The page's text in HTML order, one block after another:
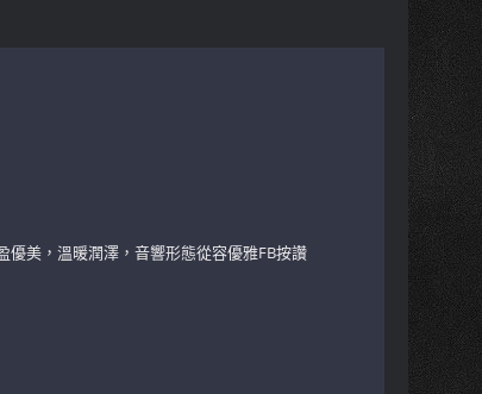
優美，溫暖潤澤，音響形態從容優雅FB按讚